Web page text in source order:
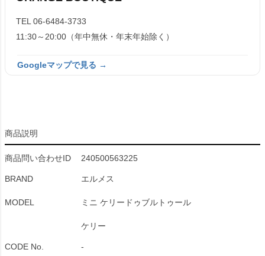
TEL 06-6484-3733
11:30～20:00（年中無休・年末年始除く）
Googleマップで見る →
商品説明
商品問い合わせID 240500563225
BRAND エルメス
MODEL ミニ ケリードゥブルトゥール
ケリー
CODE No.
-